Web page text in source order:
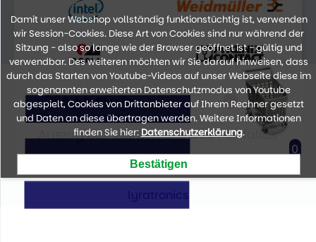
Auszug der Marken unseres Portfolios
Damit unser Webshop vollständig funktionstüchtig ist, verwenden
wir Session-Cookies. Diese Art von Cookies sind nur während der
Sitzung - also so lange wie der Browser geöffnet ist - gültig und
verwendbar. Des weiteren möchten wir Sie darauf hinweisen, dass
durch das Starten von Youtube-Videos auf unser Webseite diese im
sogenannten erweiterten Datenschutzmodus von Youtube
abgespielt, Cookies von Drittanbieter auf Ihrem Rechner gesetzt
und Daten an diese übertragen werden. Weitere Informationen
finden Sie hier: Datenschutzerklärung.
0